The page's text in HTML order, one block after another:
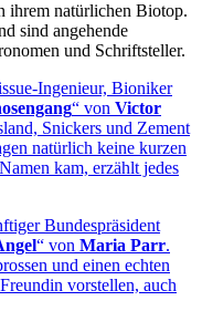
ihrem natürlichen Biotop.
sind angehende
und Schriftsteller.
Ingenieur, Bioniker
“ von Victor
Snickers und Zement
natürlich keine kurzen
kam, erzählt jedes
Bundespräsident
“ von Maria Parr.
und einen echten
vorstellen, auch